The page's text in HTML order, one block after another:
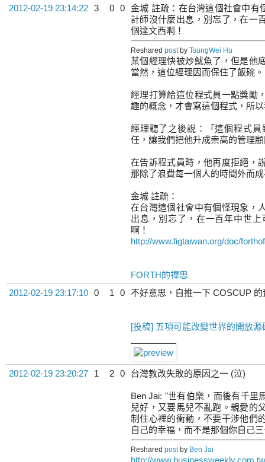
2012-02-19 23:14:22 3 0 0 金城 註疏：在台灣這個社會中有
計師沒什麼出息，別忘了，在一
個達文西啊！
Reshared postby TsungWei Hu
某個經理快被炒魷魚了，但是他
當然，這位經理因而保住了飯碗。
經理打算給這位程式員一點獎勵
趣的概念，才會寫這個程式，所
經理聽了之後說：「這個程式
任，讓我們把他升成崇高的管理
在告訴程式員時，他再度拒絕，
那除了浪費每一個人的時間外而
金城 註疏：
在台灣這個社會中有個怪現象，
出息，別忘了，在一百年中世
啊！
http://www.figtaiwan.org/doc/
FORTH的禪思
2012-02-19 23:17:10 0 1 0 不好意思，自推一下 COSCUP
[投稿] 五項可能改變世界的開放
2012-02-19 23:20:27 1 2 0 台灣教改失敗的原因之一 (泣)
Ben Jai: "世有伯樂，而後有千里
兒好，又要馬兒不亂跑。親愛的
制住心裡的衝動，不要干涉他們
自己的幸福，而不是那個你自己
Reshared postby Ben Jai
http://